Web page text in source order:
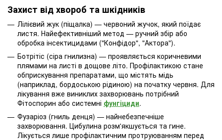
Захист від хвороб та шкідників
Лілієвий жук (піщалка) — червоний жучок, який поїдає
листя. Найефективніший метод — ручний збір або
обробка інсектицидами ("Конфідор", "Актора").
Ботрітіс (сіра гнилизна) — проявляється коричневими
плямами на листі в дощове літо. Профілактикою стане
обприскування препаратами, що містять мідь
(наприклад, бордоською рідиною) на початку червня. Для
лікування вже виниклих захворювань потрібний
Фітоспорин або системні фунгіциди.
Фузаріоз (гниль денця) — найнебезпечніше
захворювання. Цибулина розм'якшується та гине.
Лікується лише профілактичним протруюванням перед